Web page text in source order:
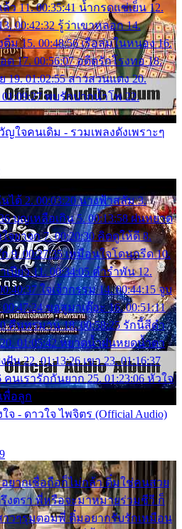
ว 11. 00:35:41 น้ำกรดแช่เย็น 12.
00:42:32 รู้ว่าเขาหลอก 14.
ม 15. 00:48:56 เรือล่มในหนอง 16.
ด 17. 00:56:07 อดีตรักโรงทอ 18.
19. 01:02:55 สาวสวนแตง 20.
พบรักปากน้ำโพ 22.
จคนเดิม - รวมเพลงดังเพราะๆ
ได้ 2. 00:03:20 นางฟ้าสลัม 3.
บุญเหลือเกิน 5. 00:13:58 ฝนหยาด
จยาจก 7. 00:20:30 คิดดูให้ดี 8.
9. 00:27:35 เหมือนใจโดนกรีด 10.
เปียว 11. 00:34:05 คำรำพัน 12.
ใจเจ้ากรรม 14. 00:44:15 จูบ
ขอสูมาเต๊อะ 16. 00:51:11
คืนทรมาน 18. 00:58:25 รักนี้สีดำ
20. 01:05:42 หยาดน้ำฝนหยดน้ำตา
ฝัน 22. 01:13:26 เขา 23. 01:16:37
นเรารักกันยาก 25. 01:23:06 หัวใจ
พื่อลูก
จ - ดาวใจ ไพจิตร (Official Audio)
ยากเชื่อถือก็ไม่กล้า ติ๋มใช่คนสวย
งตรา พี่หรือจะมาหมายร่วมชีวี ก็
วๆรุมตอมพี่ ติ๋มอยากรับรักเหมือน